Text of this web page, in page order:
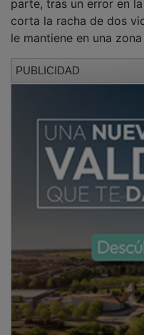
corta la racha de dos
le mantiene en una